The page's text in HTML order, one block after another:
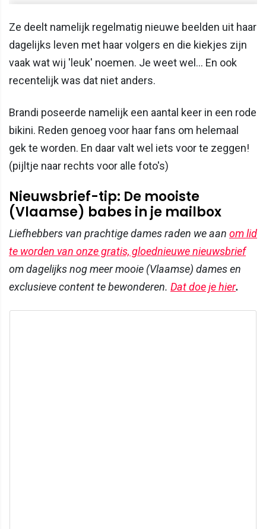
Ze deelt namelijk regelmatig nieuwe beelden uit haar
dagelijks leven met haar volgers en die kiekjes zijn
vaak wat wij 'leuk' noemen. Je weet wel... En ook
recentelijk was dat niet anders.
Brandi poseerde namelijk een aantal keer in een rode
bikini. Reden genoeg voor haar fans om helemaal
gek te worden. En daar valt wel iets voor te zeggen!
(pijltje naar rechts voor alle foto's)
Nieuwsbrief-tip: De mooiste
(Vlaamse) babes in je mailbox
Liefhebbers van prachtige dames raden we aan om lid
te worden van onze gratis, gloednieuwe nieuwsbrief
om dagelijks nog meer mooie (Vlaamse) dames en
exclusieve content te bewonderen. Dat doe je hier.